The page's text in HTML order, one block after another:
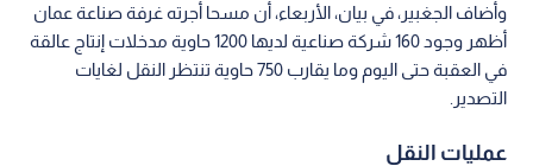
وأضاف الجغبير، في بيان، الأربعاء، أن مسحا أجرته غرفة صناعة عمان
أظهر وجود 160 شركة صناعية لديها 1200 حاوية مدخلات إنتاج عالقة
في العقبة حتى اليوم وما يقارب 750 حاوية تنتظر النقل لغايات
التصدير.
عمليات النقل